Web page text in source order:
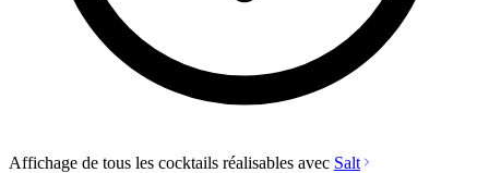
Affichage de tous les cocktails réalisables avec Salt